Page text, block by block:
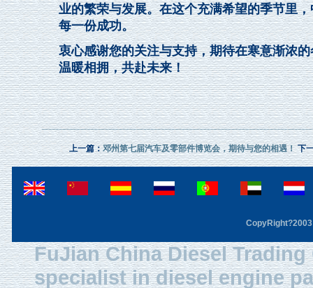
业的繁荣与发展。在这个充满希望的季节里
每一份成功。
衷心感谢您的关注与支持，期待在寒意渐浓
温暖相拥，共赴未来！
上一篇：邓州第七届汽车及零部件博览会，期待与您的相遇！下
FuJian China Diesel
specialist in diesel engine